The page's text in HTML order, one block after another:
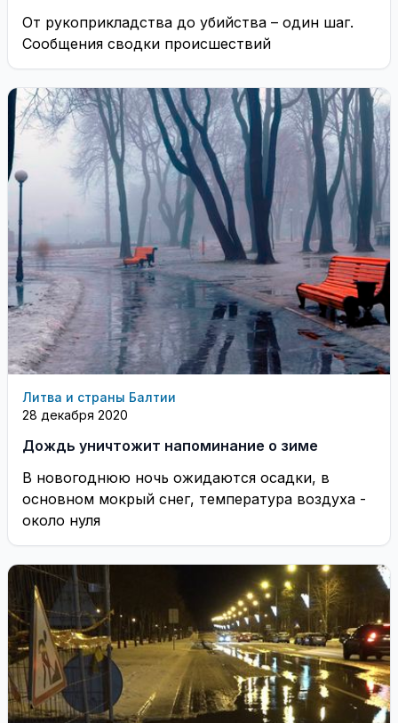
От рукоприкладства до убийства – один шаг.
Сообщения сводки происшествий
Литва и страны Балтии
28 декабря 2020
Дождь уничтожит напоминание о зиме
В новогоднюю ночь ожидаются осадки, в
основном мокрый снег, температура воздуха -
около нуля